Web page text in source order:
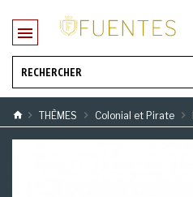
THÈMES Colonial et Pirate